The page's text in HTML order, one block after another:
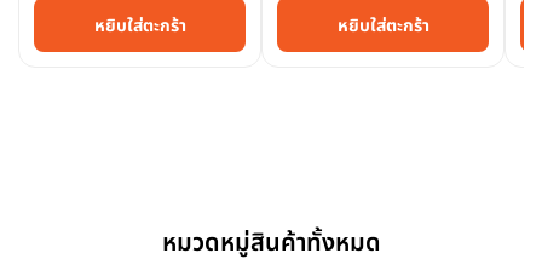
หยิบใส่ตะกร้า หยิบใส่ตะกร้า
หมวดหมู่สินค้าทั้งหมด